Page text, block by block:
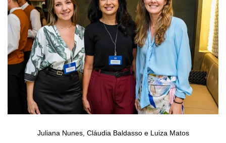
Juliana Nunes, Cláudia Baldasso e Luiza Matos